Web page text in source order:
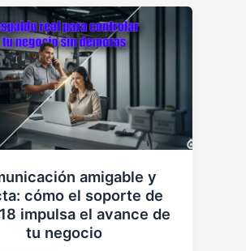
amigable y
cómo el soporte de
impulsa el avance de
tu negocio